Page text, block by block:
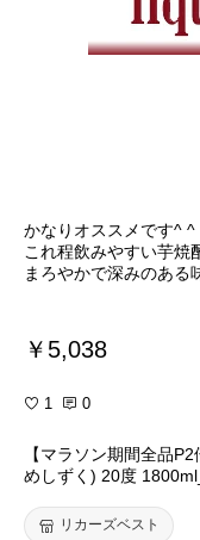
かなりオススメです^ ^
これ程飲みやすい芋焼
まろやかで深みのある
￥5,038
1 0
【マラソン期間全品
めしずく) 20度
リカーズベスト